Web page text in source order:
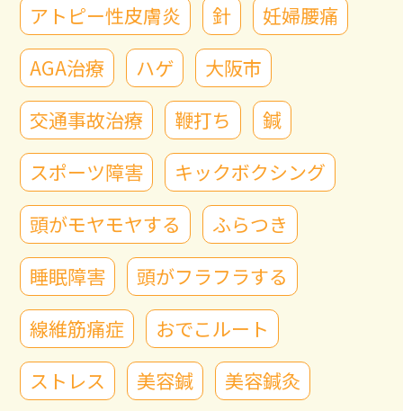
アトピー性皮膚炎
針
妊婦腰痛
AGA治療
ハゲ
大阪市
交通事故治療
鞭打ち
鍼
スポーツ障害
キックボクシング
頭がモヤモヤする
ふらつき
睡眠障害
頭がフラフラする
線維筋痛症
おでこルート
ストレス
美容鍼
美容鍼灸